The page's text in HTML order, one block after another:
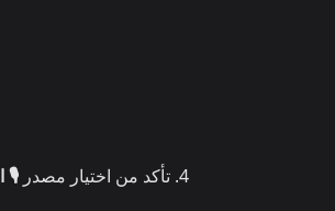
تأكد من اختيار مصدر 🎙️